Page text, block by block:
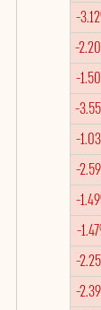
-
-
-
-
-
-
-
-
-
-